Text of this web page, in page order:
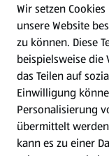
WhatsApp
Gewinnspiele
Mein HOFER.
Meine Meinung.
Wir setzen
unsere Website
zu können. Diese
beispielsweise die
das Teilen auf
Einwilligung
Personalisierung
übermittelt
kann es zu einer